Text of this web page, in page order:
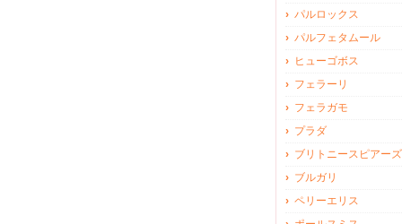
パルロックス
パルフェタムール
ヒューゴボス
フェラーリ
フェラガモ
プラダ
ブリトニースピアーズ
ブルガリ
ペリーエリス